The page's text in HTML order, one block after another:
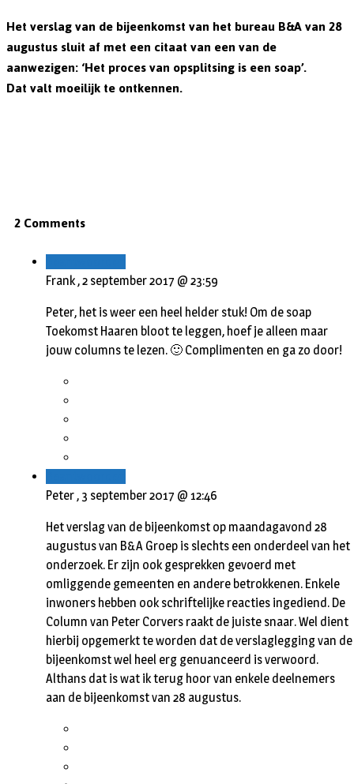
Het verslag van de bijeenkomst van het bureau B&A van 28
augustus sluit af met een citaat van een van de
aanwezigen: ‘Het proces van opsplitsing is een soap’.
Dat valt moeilijk te ontkennen.
2 Comments
Frank ,2 september 2017 @ 23:59
Peter, het is weer een heel helder stuk! Om de soap
Toekomst Haaren bloot te leggen, hoef je alleen maar
jouw columns te lezen. 🙂 Complimenten en ga zo door!
Peter , 3 september 2017 @ 12:46
Het verslag van de bijeenkomst op maandagavond 28
augustus van B&A Groep is slechts een onderdeel van het
onderzoek. Er zijn ook gesprekken gevoerd met
omliggende gemeenten en andere betrokkenen. Enkele
inwoners hebben ook schriftelijke reacties ingediend. De
Column van Peter Corvers raakt de juiste snaar. Wel dient
hierbij opgemerkt te worden dat de verslaglegging van de
bijeenkomst wel heel erg genuanceerd is verwoord.
Althans dat is wat ik terug hoor van enkele deelnemers
aan de bijeenkomst van 28 augustus.